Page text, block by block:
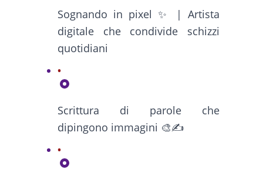
Sognando in pixel ✨ | Artista
digitale che condivide schizzi
quotidiani
Scrittura di parole che
dipingono immagini 🎨✍️